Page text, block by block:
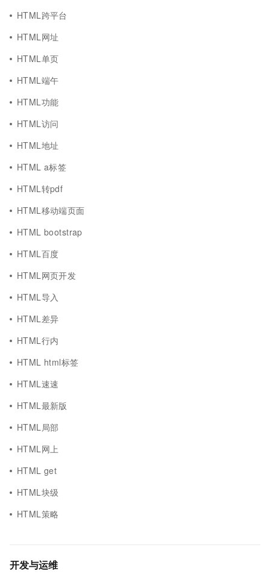
HTML跨平台
HTML网址
HTML单页
HTML端午
HTML功能
HTML访问
HTML地址
HTML a标签
HTML转pdf
HTML移动端页面
HTML bootstrap
HTML百度
HTML网页开发
HTML导入
HTML差异
HTML行内
HTML html标签
HTML速速
HTML最新版
HTML局部
HTML网上
HTML get
HTML块级
HTML策略
开发与运维